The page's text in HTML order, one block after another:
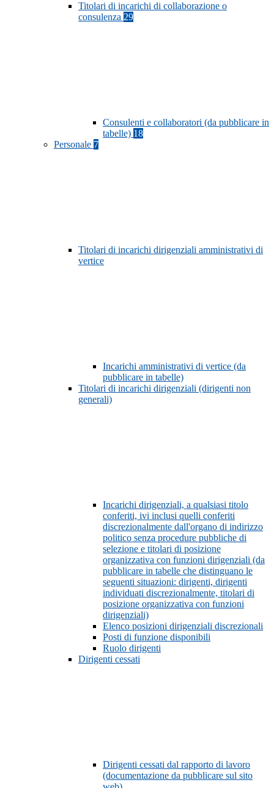
Titolari di incarichi di collaborazione o
consulenza 29
Consulenti e collaboratori (da pubblicare in
tabelle) 18
Personale 7
Titolari di incarichi dirigenziali amministrativi di
vertice
Incarichi amministrativi di vertice (da
pubblicare in tabelle)
Titolari di incarichi dirigenziali (dirigenti non
generali)
Incarichi dirigenziali, a qualsiasi titolo
conferiti, ivi inclusi quelli conferiti
discrezionalmente dall'organo di indirizzo
politico senza procedure pubbliche di
selezione e titolari di posizione
organizzativa con funzioni dirigenziali (da
pubblicare in tabelle che distinguano le
seguenti situazioni: dirigenti, dirigenti
individuati discrezionalmente, titolari di
posizione organizzativa con funzioni
dirigenziali)
Elenco posizioni dirigenziali discrezionali
Posti di funzione disponibili
Ruolo dirigenti
Dirigenti cessati
Dirigenti cessati dal rapporto di lavoro
(documentazione da pubblicare sul sito